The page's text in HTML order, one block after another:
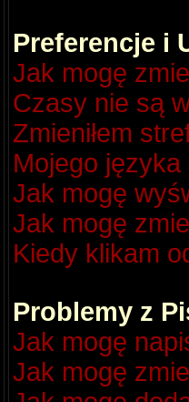
Preferencje i
Jak mogę
Czasy nie są
Zmieniłem
Mojego
Jak mogę
Jak mogę
Kiedy klikam
Problemy z
Jak mogę
Jak mogę